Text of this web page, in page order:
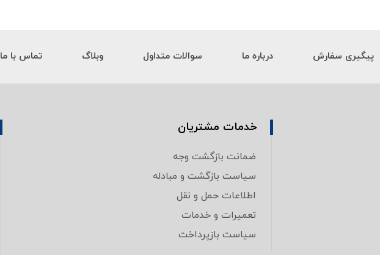
پیگیری سفارش درباره ما سوالات متداول وبلاگ تماس با ما
خدمات مشتریان
ضمانت بازگشت وجه
سیاست بازگشت و مبادله
اطلاعات حمل و نقل
تعمیرات و خدمات
سیاست بازپرداخت